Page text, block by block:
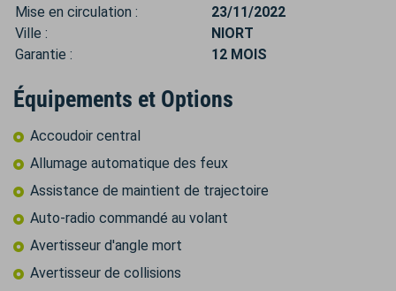
Mise en circulation :
23/11/2022
Ville :
NIORT
Garantie :
12 MOIS
Équipements et Options
Accoudoir central
Allumage automatique des feux
Assistance de maintient de trajectoire
Auto-radio commandé au volant
Avertisseur d'angle mort
Avertisseur de collisions